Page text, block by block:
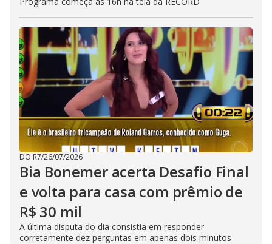
DO R7/26/07/2026
Bia Bonemer acerta Desafio Final
e volta para casa com prêmio de
R$ 30 mil
A última disputa do dia consistia em responder
corretamente dez perguntas em apenas dois minutos